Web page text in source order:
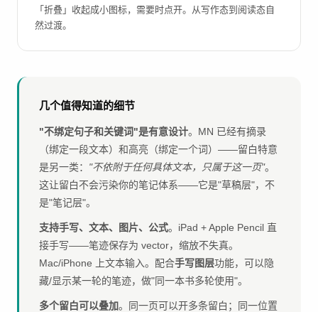
「折叠」收起成小图标，需要时点开。从写作态到阅读态自
然过渡。
几个值得知道的细节
"不绑定句子和关键词"是有意设计。MN 已经有摘录
（绑定一段文本）和高亮（绑定一个词）——留白特意
是另一类： "不依附于任何具体文本，只属于这一页"。
这让留白不会污染你的笔记体系——它是"草稿层"，不
是"笔记层"。
支持手写、文本、图片、公式。iPad + Apple Pencil 直
接手写——笔迹保存为 vector，缩放不失真。
Mac/iPhone 上文本输入。配合手写图层功能，可以隐
藏/显示某一轮的笔迹，做"同一本书多轮使用"。
多个留白可以叠加。同一页可以开多条留白；同一位置